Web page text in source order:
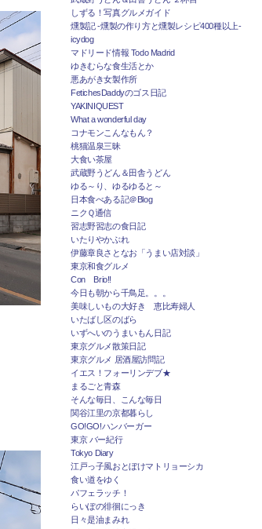
しずる！写真グルメガイド
燻製記 -燻製の作り方と燻製レシピ400種以上-
icydog
マドリード情報 Todo Madrid
ゆきむらな食生活とか
悪あがき女製作所
FetichesDaddyのゴス日記
YAKINIQUEST
What a wonderful day
コナモンこんなもん？
桃猫温泉三昧
大食い茶屋
武蔵野うどん＆田舎うどん
ゆる～り、ゆるゆると～
日本食べある記＠Blog
ニクＱ通信
習志野習志の食日記
いたりやかぶれ
伊藤章良さとなお「うまい店対談」
東京和食グルメ
Con Brio!!
今日も朝から千鳥足。。。
美味しいもの大好き 恵比寿婦人
いたばし区のばら
いずへいのうまいもん日記
東京グルメ散策日記
東京グルメ 居酒屋訪問記
イエス！フォーリンデブ★
まるごと青森
そんな毎日、こんな毎日
関谷江里の京都暮らし
GO!GO!ハンバーガー
東京 バー紀行
Tokyo Diary
江戸っ子風おとぼけマトリョーシカ
食い道をゆく
パフェラッチ！
らいぽの徘徊にっき
日々是油まみれ